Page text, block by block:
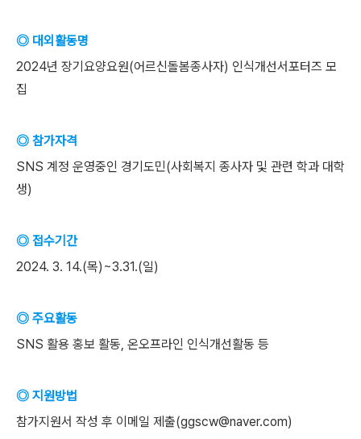
◎ 대외활동명
2024년 장기요양요원(어르신돌봄종사자) 인식개선서포터즈 모
집
◎ 참가자격
SNS 계정 운영중인 경기도민(사회복지 종사자 및 관련 학과 대학
생)
◎ 접수기간
2024. 3. 14.(목)~3.31.(일)
◎ 주요활동
SNS 활용 홍보 활동, 온오프라인 인식개선활동 등
◎ 지원방법
참가지원서 작성 후 이메일 제출(ggscw@naver.com)